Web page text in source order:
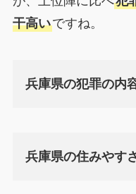
干高いですね。
兵庫県の犯罪の内
兵庫県の住みやす